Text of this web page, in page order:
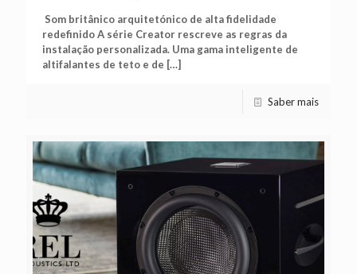
Som britânico arquitetónico de alta fidelidade
redefinido A série Creator rescreve as regras da
instalação personalizada. Uma gama inteligente de
altifalantes de teto e de […]
Saber mais